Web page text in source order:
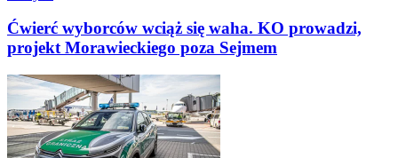
Ćwierć wyborców wciąż się waha. KO prowadzi,
projekt Morawieckiego poza Sejmem